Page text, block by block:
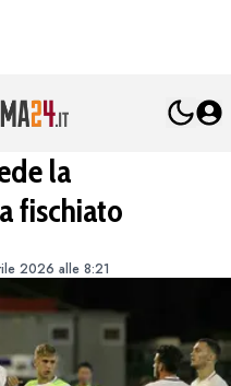
la
fischiato
2026 alle 8:21